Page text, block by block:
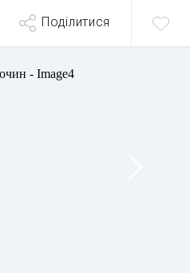
Поділитися